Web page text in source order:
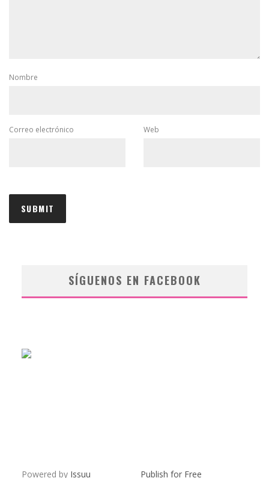
Nombre
Correo electrónico Web
SÍGUENOS EN FACEBOOK
Powered by Issuu Publish for Free